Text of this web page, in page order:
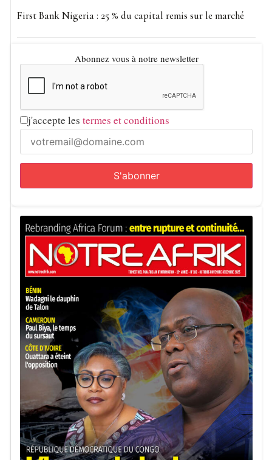
First Bank Nigeria : 25 % du capital remis sur le marché
Abonnez vous à notre newsletter
j'accepte les termes et conditions